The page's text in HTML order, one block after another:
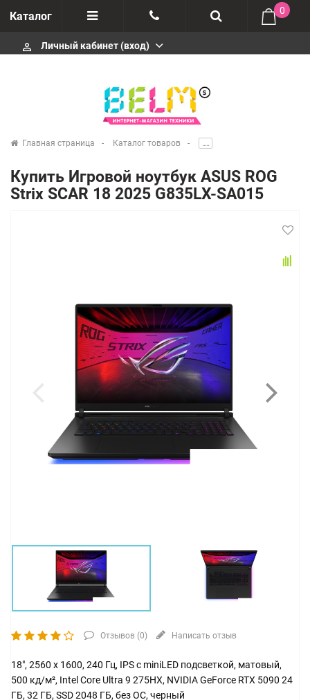
Каталог
Отзывы
Сервисные центры
+74952666992
0
perm_identity Личный кабинет (вход)
Главная страница Каталог товаров .....
Купить Игровой ноутбук ASUS ROG
Strix SCAR 18 2025 G835LX-SA015
Отзывов (0) Написать отзыв
18", 2560 x 1600, 240 Гц, IPS с miniLED подсветкой, матовый,
500 кд/м², Intel Core Ultra 9 275HX, NVIDIA GeForce RTX 5090 24
ГБ, 32 ГБ, SSD 2048 ГБ, без ОС, черный